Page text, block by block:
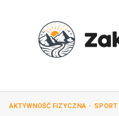
AKTYWNOŚĆ FIZYCZNA SPORT